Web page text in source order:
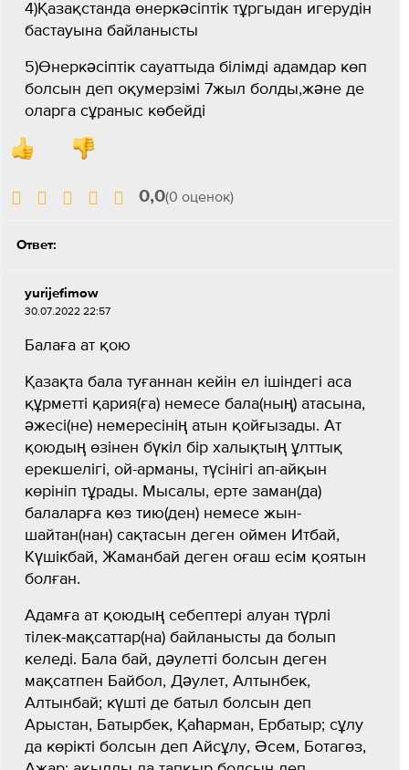
4)Қазақстанда өнеркәсіптік тұргыдан игерудін
бастауына байланысты
5)Өнеркәсіптік сауаттыда білімді адамдар көп
болсын деп оқумерзімі 7жыл болды,және де
оларга сұраныс көбейді
0,0(0 оценок)
Ответ:
yurijefimow
30.07.2022 22:57
Балаға ат қою
Қазақта бала туғаннан кейін ел ішіндегі аса
құрметті қария(ға) немесе бала(ның) атасына,
әжесі(не) немересінің атын қойғызады. Ат
қоюдың өзінен бүкіл бір халықтың ұлттық
ерекшелігі, ой-арманы, түсінігі ап-айқын
көрініп тұрады. Мысалы, ерте заман(да)
балаларға көз тию(ден) немесе жын-
шайтан(нан) сақтасын деген оймен Итбай,
Күшікбай, Жаманбай деген оғаш есім қоятын
болған.
Адамға ат қоюдың себептері алуан түрлі
тілек-мақсаттар(на) байланысты да болып
келеді. Бала бай, дәулетті болсын деген
мақсатпен Байбол, Дәулет, Алтынбек,
Алтынбай; күшті де батыл болсын деп
Арыстан, Батырбек, Қаһарман, Ербатыр; сұлу
да көрікті болсын деп Айсұлу, Әсем, Ботагөз,